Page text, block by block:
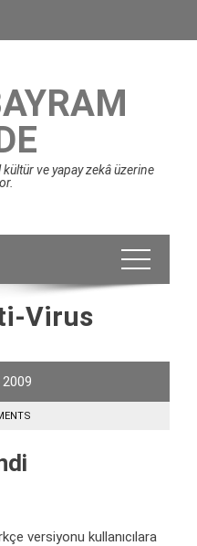
ve yapay zekâ üzerine
Virus
2009
versiyonu kullanıcılara